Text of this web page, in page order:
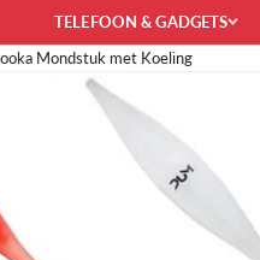
TELEFOON & GADGETS
Mondstuk met Koeling